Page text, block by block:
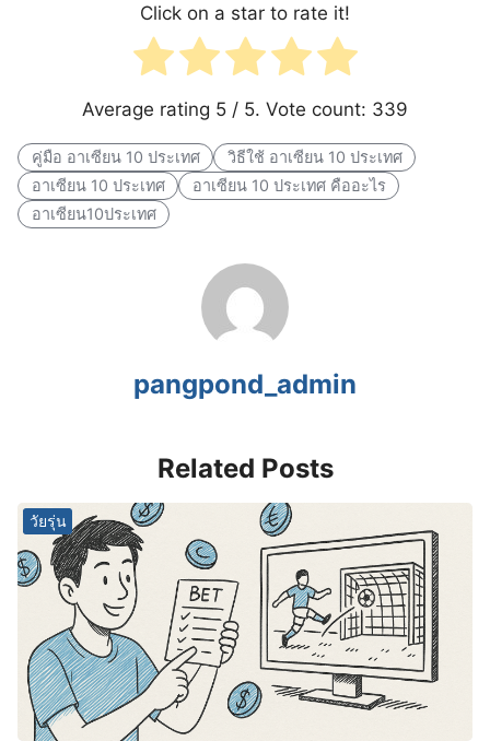
Click on a star to rate it!
Average rating 5 / 5. Vote count: 339
คู่มือ อาเซียน 10 ประเทศ
วิธีใช้ อาเซียน 10 ประเทศ
อาเซียน 10 ประเทศ
อาเซียน 10 ประเทศ คืออะไร
อาเซียน10ประเทศ
pangpond_admin
Related Posts
วัยรุ่น